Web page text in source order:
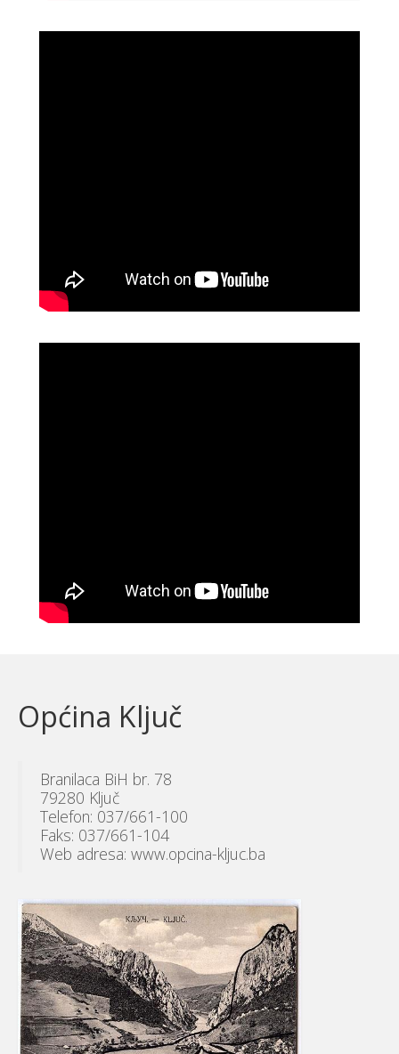
Općina Ključ
Branilaca BiH br. 78
79280 Ključ
Telefon: 037/661-100
Faks: 037/661-104
Web adresa: www.opcina-kljuc.ba